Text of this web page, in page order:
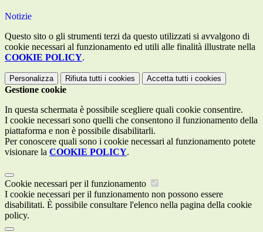
Notizie
Questo sito o gli strumenti terzi da questo utilizzati si avvalgono di
cookie necessari al funzionamento ed utili alle finalità illustrate nella
COOKIE POLICY.
Personalizza Rifiuta tutti i cookies Accetta tutti i cookies
Gestione cookie
In questa schermata è possibile scegliere quali cookie consentire.
I cookie necessari sono quelli che consentono il funzionamento della
piattaforma e non è possibile disabilitarli.
Per conoscere quali sono i cookie necessari al funzionamento potete
visionare la COOKIE POLICY.
Cookie necessari per il funzionamento
I cookie necessari per il funzionamento non possono essere
disabilitati. È possibile consultare l'elenco nella pagina della cookie
policy.